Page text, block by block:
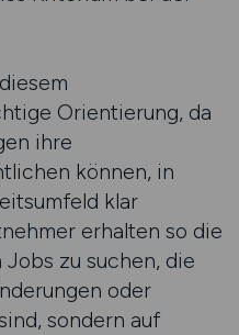
Orientierung, da
ihre
können, in
klar
erhalten so die
zu suchen, die
oder
sondern auf